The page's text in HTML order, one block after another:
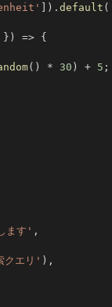
] ) . default (
} ) => {
( ) * 30 ) + 5 ;
ます' ,
クエリ' ) ,